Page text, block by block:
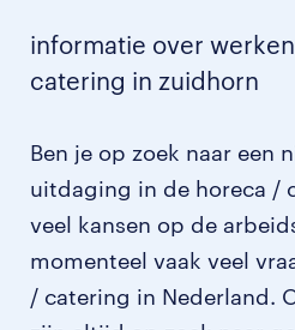
informatie over
catering in zuidhorn
Ben je op zoek naar een
uitdaging in de horeca /
veel kansen op de
momenteel vaak veel
/ catering in Nederland.